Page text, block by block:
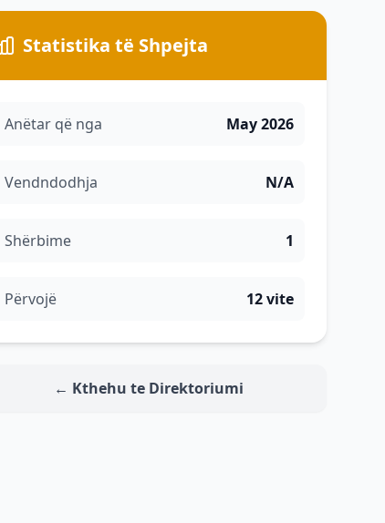
Statistika të Shpejta
Anëtar që nga May 2026
Vendndodhja N/A
Shërbime 1
Përvojë 12 vite
← Kthehu te Direktoriumi